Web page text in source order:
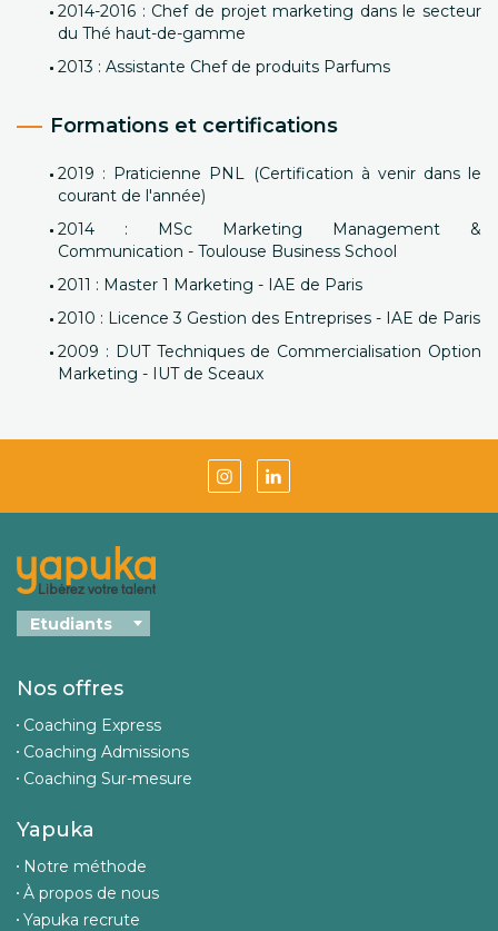
2014-2016 : Chef de projet marketing dans le secteur
du Thé haut-de-gamme
2013 : Assistante Chef de produits Parfums
Formations et certifications
2019 : Praticienne PNL (Certification à venir dans le
courant de l'année)
2014 : MSc Marketing Management &
Communication - Toulouse Business School
2011 : Master 1 Marketing - IAE de Paris
2010 : Licence 3 Gestion des Entreprises - IAE de Paris
2009 : DUT Techniques de Commercialisation Option
Marketing - IUT de Sceaux
Nos offres
Coaching Express
Coaching Admissions
Coaching Sur-mesure
Yapuka
Notre méthode
À propos de nous
Yapuka recrute